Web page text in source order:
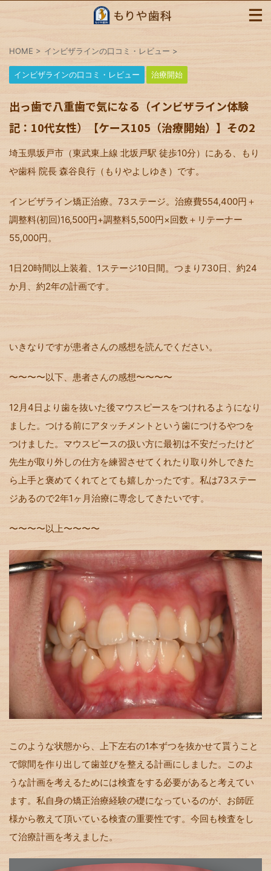
HOME > インビザラインの口コミ・レビュー >
インビザラインの口コミ・レビュー 治療開始
出っ歯で八重歯で気になる（インビザライン体験
記：10代女性）【ケース105（治療開始）】その2
埼玉県坂戸市（東武東上線 北坂戸駅 徒歩10分）にある、もり
や歯科 院長 森谷良行（もりやよしゆき）です。
インビザライン矯正治療。73ステージ。治療費554,400円＋
調整料(初回)16,500円+調整料5,500円×回数＋リテーナー
55,000円。
1日20時間以上装着、1ステージ10日間。つまり730日、約24
か月、約2年の計画です。
いきなりですが患者さんの感想を読んでください。
〜〜〜〜以下、患者さんの感想〜〜〜〜
12月 4日より歯を抜いた後マウスピースをつけれるようになり
ました。つける前にアタッチメントという歯につけるやつを
つけました。マウスピースの扱い方に最初は不安だったけど
先生が取り外しの仕方を練習させてくれたり取り外しできた
ら上手と褒めてくれてとても嬉しかったです。私は73ステー
ジあるので2年1 ヶ月治療に専念してきたいです。
〜〜〜〜以上〜〜〜〜
このような状態から、上下左右の1本ずつを抜かせて貰うこと
で隙間を作り出して歯並びを整える計画にしました。このよ
うな計画を考えるためには検査をする必要があると考えてい
ます。私自身の矯正治療経験の礎になっているのが、お師匠
様から教えて頂いている検査の重要性です。今回も検査をし
て治療計画を考えました。